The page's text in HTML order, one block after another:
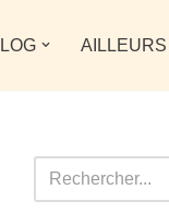
AILLEURS